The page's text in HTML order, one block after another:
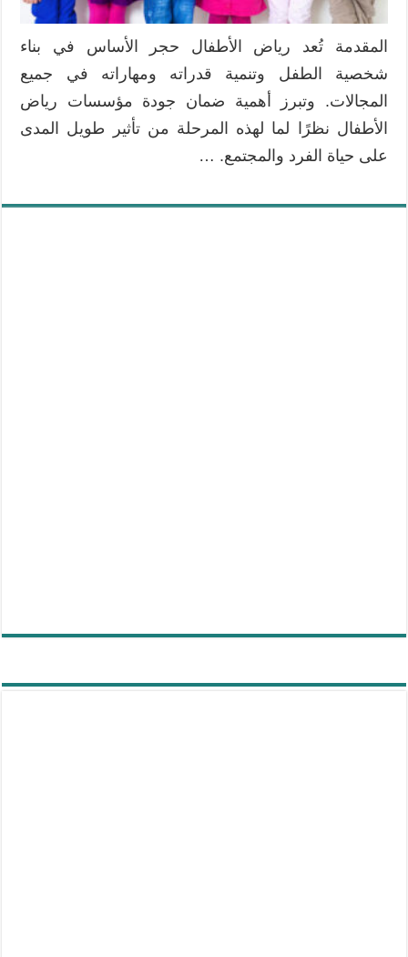
المقدمة تُعد رياض الأطفال حجر الأساس في بناء
شخصية الطفل وتنمية قدراته ومهاراته في جميع
المجالات. وتبرز أهمية ضمان جودة مؤسسات رياض
الأطفال نظرًا لما لهذه المرحلة من تأثير طويل المدى
على حياة الفرد والمجتمع. …